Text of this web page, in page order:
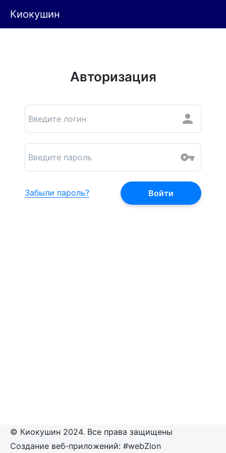
Киокушин
Авторизация
Забыли пароль?
© Киокушин 2024. Все права защищены
Создание веб-приложений: #webZion